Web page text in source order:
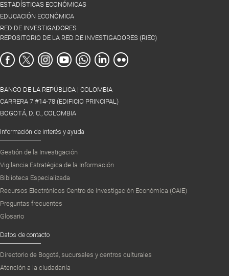
ESTADÍSTICAS ECONÓMICAS
EDUCACIÓN ECONÓMICA
RED DE INVESTIGADORES
REPOSITORIO DE LA RED DE INVESTIGADORES (RIEC)
BANCO DE LA REPÚBLICA | COLOMBIA
CARRERA 7 #14-78 (EDIFICIO PRINCIPAL)
BOGOTÁ, D. C., COLOMBIA
Información de interés y ayuda
Gestión de la Investigación
Vigilancia Estratégica de la Información
Biblioteca Especializada
Recursos Electrónicos Centro de Investigación Económica (CAIE)
Preguntas frecuentes
Glosario
Datos de contacto
Directorio de Bogotá, sucursales y centros culturales
Atención a la ciudadanía